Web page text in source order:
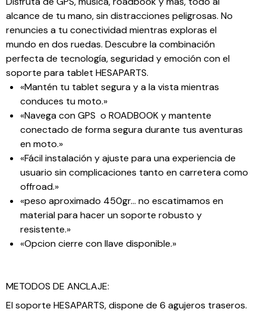
alcance de tu mano, sin distracciones peligrosas. No
renuncies a tu conectividad mientras exploras el
mundo en dos ruedas. Descubre la combinación
perfecta de tecnología, seguridad y emoción con el
soporte para tablet HESAPARTS.
«Mantén tu tablet segura y a la vista mientras
conduces tu moto.»
«Navega con GPS o ROADBOOK y mantente
conectado de forma segura durante tus aventuras
en moto.»
«Fácil instalación y ajuste para una experiencia de
usuario sin complicaciones tanto en carretera como
offroad.»
«peso aproximado 450gr… no escatimamos en
material para hacer un soporte robusto y
resistente.»
«Opcion cierre con llave disponible.»
METODOS DE ANCLAJE:
El soporte HESAPARTS, dispone de 6 agujeros traseros.